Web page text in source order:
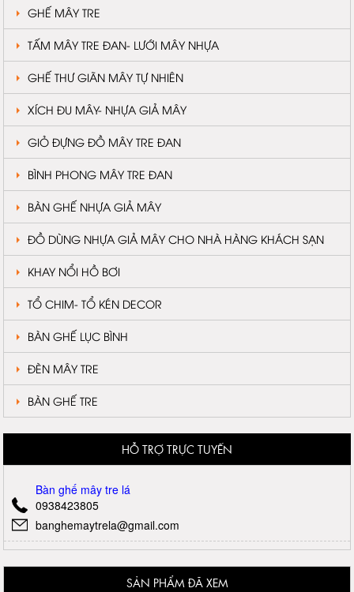
GHẾ MÂY TRE
TẤM MÂY TRE ĐAN- LƯỚI MÂY NHỰA
GHẾ THƯ GIÃN MÂY TỰ NHIÊN
XÍCH ĐU MÂY- NHỰA GIẢ MÂY
GIỎ ĐỰNG ĐỒ MÂY TRE ĐAN
BÌNH PHONG MÂY TRE ĐAN
BÀN GHẾ NHỰA GIẢ MÂY
ĐỒ DÙNG NHỰA GIẢ MÂY CHO NHÀ HÀNG KHÁCH SẠN
KHAY NỔI HỒ BƠI
TỔ CHIM- TỔ KÉN DECOR
BÀN GHẾ LỤC BÌNH
ĐÈN MÂY TRE
BÀN GHẾ TRE
HỖ TRỢ TRỰC TUYẾN
Bàn ghế mây tre lá
0938423805
banghemaytrela@gmail.com
SẢN PHẨM ĐÃ XEM